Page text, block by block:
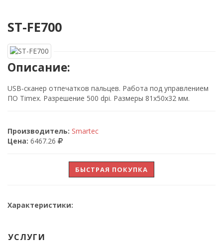
ST-FE700
Описание:
USB-сканер отпечатков пальцев. Работа под управлением
ПО Timex. Разрешение 500 dpi. Размеры 81х50х32 мм.
Производитель: Smartec
Цена: 6467.26
БЫСТРАЯ ПОКУПКА
Характеристики:
УСЛУГИ